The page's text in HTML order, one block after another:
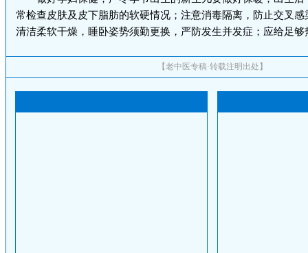
常检查皮肤及皮下脂肪的软硬情况；注意消毒隔离，防止交叉
清洁柔软干燥，睡卧姿势须勤更换，严防发生并发症；应给足
【老中医专稿·转载注明出处】